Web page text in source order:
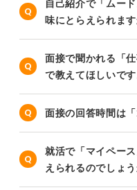
自己紹介で「ムー
味にとらえられます
面接で聞かれる「
で教えてほしいです
面接の回答時間は
就活で「マイペー
えられるのでしょう